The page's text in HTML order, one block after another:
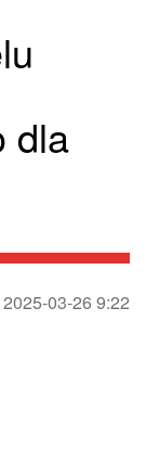
dla
2025-03-26 9:22